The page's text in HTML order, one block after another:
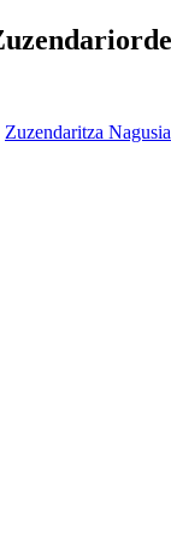
Zuzendaritza Nagusia